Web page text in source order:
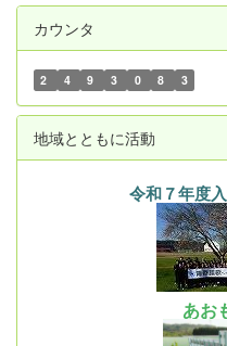
カウンタ
2 4 9 3 0 8 3
地域とともに活動
令和７年度
あお